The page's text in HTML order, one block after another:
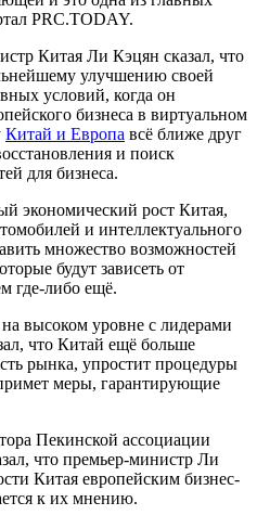
PRC.TODAY.
Китая Ли Кэцян сказал, что
улучшению своей
условий, когда он
бизнеса в виртуальном
Китай и Европа всё ближе друг
и поиск
для бизнеса.
экономический рост Китая,
и интеллектуального
множество возможностей
будут зависеть от
где-либо ещё.
высоком уровне с лидерами
что Китай ещё больше
рынка, упростит процедуры
меры, гарантирующие
Пекинской ассоциации
что премьер-министр Ли
Китая европейским бизнес-
к их мнению.